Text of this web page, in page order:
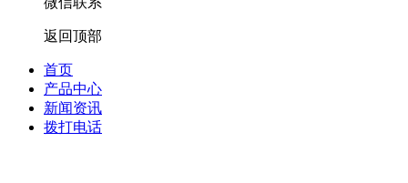
返回顶部
首页
产品中心
新闻资讯
拨打电话